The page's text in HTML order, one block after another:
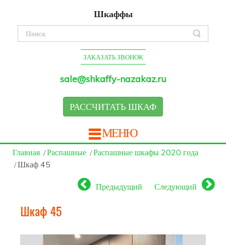
Шкаффы
ЗАКАЗАТЬ ЗВОНОК
sale@shkaffy-nazakaz.ru
РАССЧИТАТЬ ШКАФ
МЕНЮ
Главная Распашные
Распашные шкафы 2020 года
Шкаф 45
Предыдущий Следующий
Шкаф 45